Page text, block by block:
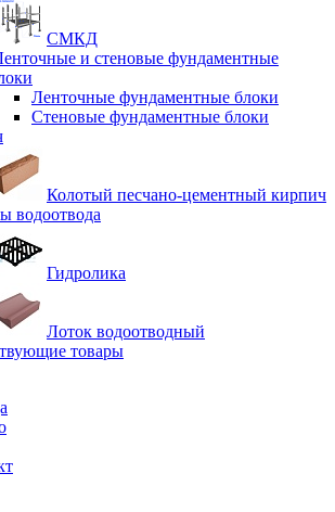
СМКД
и стеновые фундаментные
Ленточные фундаментные блоки
Стеновые фундаментные блоки
Колотый песчано-цементный кирпич
водоотвода
Гидролика
Лоток водоотводный
товары